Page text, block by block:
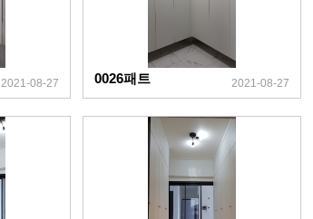
2021-08-27 0026패트 2021-08-27